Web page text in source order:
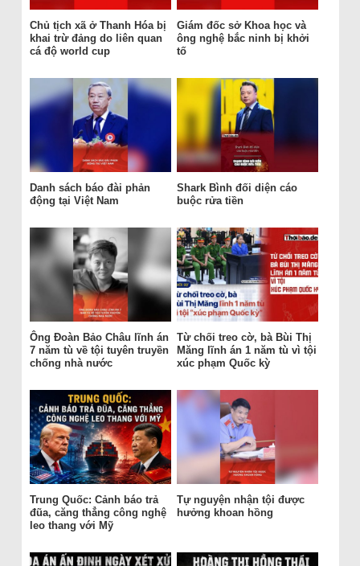
Chủ tịch xã ở Thanh Hóa bị
khai trừ đảng do liên quan
cá độ world cup
Giám đốc sở Khoa học và
ông nghệ bắc ninh bị khởi
tố
Danh sách báo đài phản
động tại Việt Nam
Shark Bình đối diện cáo
buộc rửa tiền
Ông Đoàn Bảo Châu lĩnh án
7 năm tù về tội tuyên truyền
chống nhà nước
Từ chối treo cờ, bà Bùi Thị
Măng lĩnh án 1 năm tù vì tội
xúc phạm Quốc kỳ
Trung Quốc: Cảnh báo trả
đũa, căng thẳng công nghệ
leo thang với Mỹ
Tự nguyện nhận tội được
hưởng khoan hồng